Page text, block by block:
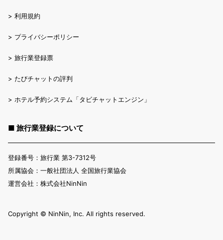
> 利用規約
> プライバシーポリシー
> 旅行業登録票
> たびチャットの評判
> ホテル予約システム「タビチャットエンジン」
■ 旅行業登録について
登録番号：旅行業 第3-7312号
所属協会：一般社団法人 全国旅行業協会
運営会社：株式会社NinNin
Copyright ©︎ NinNin, Inc. All rights reserved.